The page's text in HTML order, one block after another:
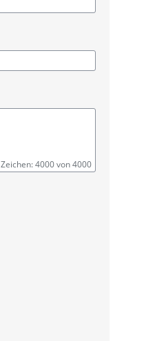
Zeichen: 4000 von 4000